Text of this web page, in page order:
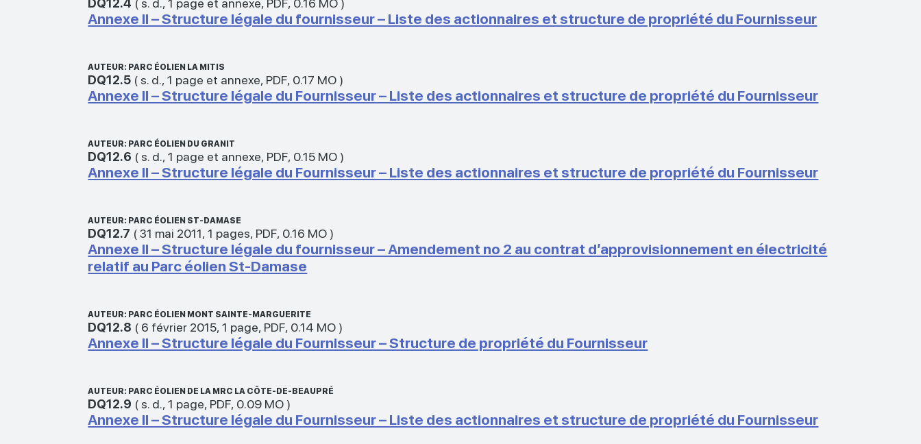
Annexe II – Structure légale du fournisseur – Liste des actionnaires et structure de propriété du Fournisseur
AUTEUR: PARC ÉOLIEN LA MITIS
DQ12.5 ( s. d.,1 page et annexe, PDF, 0.17 MO )
Annexe II – Structure légale du Fournisseur – Liste des actionnaires et structure de propriété du Fournisseur
AUTEUR: PARC ÉOLIEN DU GRANIT
DQ12.6 ( s. d.,1 page et annexe, PDF, 0.15 MO )
Annexe II – Structure légale du Fournisseur – Liste des actionnaires et structure de propriété du Fournisseur
AUTEUR: PARC ÉOLIEN ST-DAMASE
DQ12.7 (31 mai 2011,1 pages, PDF, 0.16 MO )
Annexe II – Structure légale du fournisseur – Amendement no 2 au contrat d’approvisionnement en électricité
relatif au Parc éolien St‑Damase
AUTEUR: PARC ÉOLIEN MONT SAINTE‑MARGUERITE
DQ12.8 ( 6 février 2015,1 page, PDF, 0.14 MO )
Annexe II – Structure légale du Fournisseur – Structure de propriété du Fournisseur
AUTEUR: PARC ÉOLIEN DE LA MRC LA CÔTE-DE-BEAUPRÉ
DQ12.9 ( s. d.,1 page, PDF, 0.09 MO )
Annexe II – Structure légale du Fournisseur – Liste des actionnaires et structure de propriété du Fournisseur